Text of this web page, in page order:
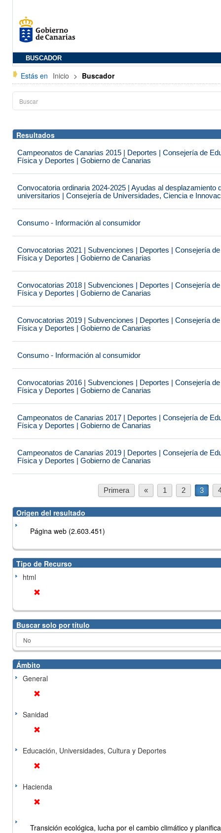
BUSCADOR
Estás en Inicio > Buscador
Resultados
Campeonatos de Canarias 2015 | Deportes | Consejería de
Física y Deportes | Gobierno de Canarias
Convocatoria ordinaria 2024-2025 | Ayudas al desplazamiento
universitarios | Consejería de Universidades, Ciencia e
Consumo - Información al consumidor
Convocatorias 2021 | Subvenciones | Deportes | Consejería
Física y Deportes | Gobierno de Canarias
Convocatorias 2018 | Subvenciones | Deportes | Consejería
Física y Deportes | Gobierno de Canarias
Convocatorias 2019 | Subvenciones | Deportes | Consejería
Física y Deportes | Gobierno de Canarias
Consumo - Información al consumidor
Convocatorias 2016 | Subvenciones | Deportes | Consejería
Física y Deportes | Gobierno de Canarias
Campeonatos de Canarias 2017 | Deportes | Consejería de
Física y Deportes | Gobierno de Canarias
Campeonatos de Canarias 2019 | Deportes | Consejería de
Física y Deportes | Gobierno de Canarias
Primera « 1 2 3
Origen del resultado
Página web (2.603.451)
Tipo de Recurso
html
Buscar solo por título
Ámbito
General
Sanidad
Educación, Universidades, Cultura y Deportes
Hacienda
Transición ecológica, lucha por el cambio climático y